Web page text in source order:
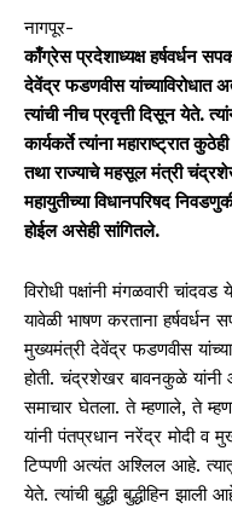
नागपूर-
काँग्रेस प्रदेशाध्यक्ष हर्षवर्धन
देवेंद्र फडणवीस यांच्याविरोधात
त्यांची नीच प्रवृत्ती दिसून येते.
कार्यकर्ते त्यांना महाराष्ट्रात
तथा राज्याचे महसूल मंत्री
महायुतीच्या विधानपरिषद
होईल असेही सांगितले.
विरोधी पक्षांनी मंगळवारी
यावेळी भाषण करताना हर्षवर्धन
मुख्यमंत्री देवेंद्र फडणवीस
होती. चंद्रशेखर बावनकुळे यांनी
समाचार घेतला. ते म्हणाले, ते
यांनी पंतप्रधान नरेंद्र मोदी व
टिप्पणी अत्यंत अश्लिल आहे.
येते. त्यांची बुद्धी बुद्धीहिन झाली